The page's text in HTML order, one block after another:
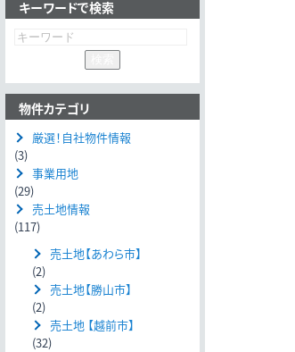
キーワードで検索
物件カテゴリ
厳選！自社物件情報
(3)
事業用地
(29)
売土地情報
(117)
売土地【あわら市】
(2)
売土地【勝山市】
(2)
売土地 【越前市】
(32)